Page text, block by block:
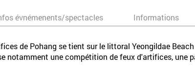
évnémenents/spectacles Informations
de Pohang se tient sur le littoral Yeongildae
notamment une compétition de feux d'artifices, une